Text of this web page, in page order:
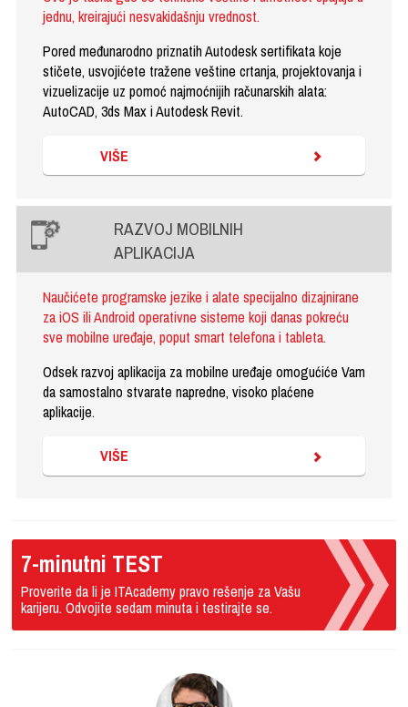
jednu, kreirajući nesvakidašnju vrednost.
Pored međunarodno priznatih Autodesk sertifikata koje
stičete, usvojićete tražene veštine crtanja, projektovanja i
vizuelizacije uz pomoć najmoćnijih računarskih alata:
AutoCAD, 3ds Max i Autodesk Revit.
VIŠE
RAZVOJ MOBILNIH
APLIKACIJA
Naučićete programske jezike i alate specijalno dizajnirane
za iOS ili Android operativne sisteme koji danas pokreću
sve mobilne uređaje, poput smart telefona i tableta.
Odsek razvoj aplikacija za mobilne uređaje omogućiće Vam
da samostalno stvarate napredne, visoko plaćene
aplikacije.
VIŠE
7-minutni TEST
Proverite da li je ITAcademy pravo rešenje za Vašu
karijeru. Odvojite sedam minuta i testirajte se.